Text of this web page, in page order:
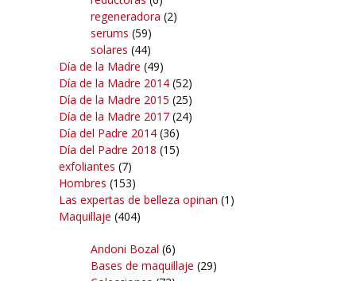
regeneradora (2)
serums (59)
solares (44)
Día de la Madre (49)
Día de la Madre 2014 (52)
Día de la Madre 2015 (25)
Día de la Madre 2017 (24)
Día del Padre 2014 (36)
Día del Padre 2018 (15)
exfoliantes (7)
Hombres (153)
Las expertas de belleza opinan (1)
Maquillaje (404)
Andoni Bozal (6)
Bases de maquillaje (29)